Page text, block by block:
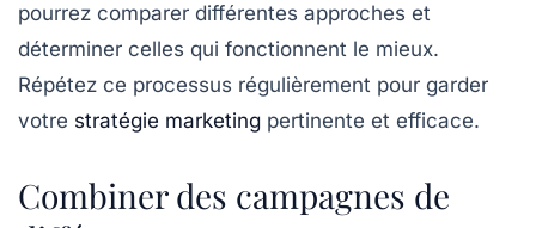
pourrez comparer différentes approches et
déterminer celles qui fonctionnent le mieux.
Répétez ce processus régulièrement pour garder
votre stratégie marketing pertinente et efficace.
Combiner des campagnes de